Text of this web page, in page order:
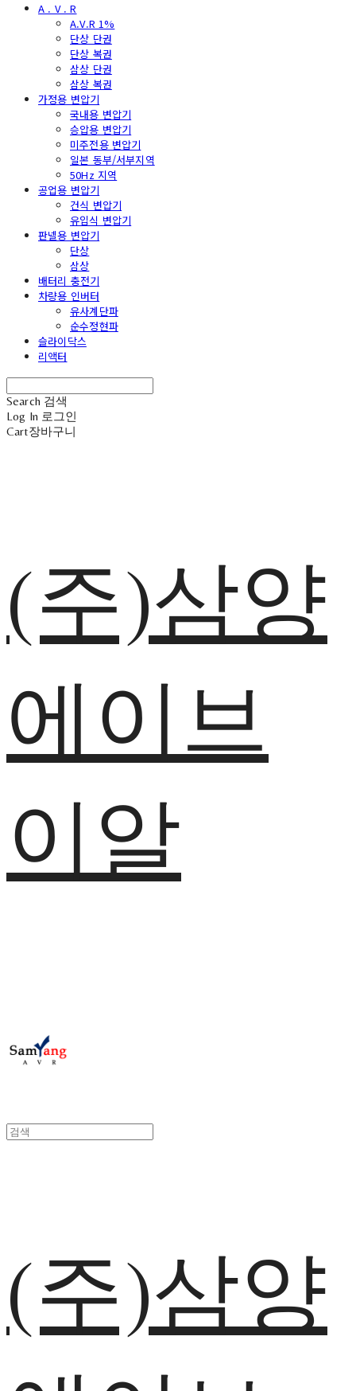
A . V . R
A.V.R 1%
단상 단권
단상 복권
삼상 단권
삼상 복권
가정용 변압기
국내용 변압기
승압용 변압기
미주전용 변압기
일본 동부/서부지역
50Hz 지역
공업용 변압기
건식 변압기
유입식 변압기
판넬용 변압기
단상
삼상
배터리 충전기
차량용 인버터
유사계단파
순수정현파
슬라이닥스
리액터
Search 검색
Log In 로그인
Cart장바구니
(주)삼양
에이브
이알
(주)삼양